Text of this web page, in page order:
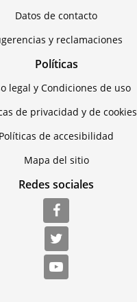
Datos de contacto
y reclamaciones
Políticas
legal y Condiciones de uso
de privacidad y de cookies
Políticas de accesibilidad
Mapa del sitio
Redes sociales